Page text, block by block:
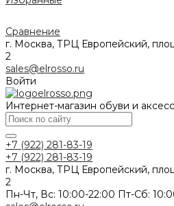
Сравнение
г. Москва, ТРЦ Европейский,
2
sales@elrosso.ru
Войти
Интернет-магазин обуви и
+7 (922) 281-83-19
+7 (922) 281-83-19
г. Москва, ТРЦ Европейский,
2
Пн-Чт, Вс: 10:00-22:00 Пт-Сб: